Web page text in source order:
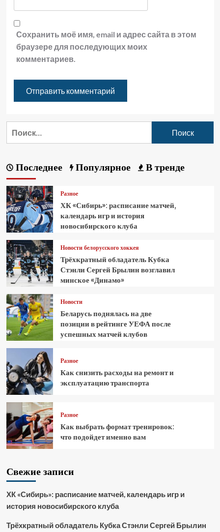
Сохранить моё имя, email и адрес сайта в этом
браузере для последующих моих
комментариев.
Последнее Популярное В тренде
Разное
ХК «Сибирь»: расписание матчей,
календарь игр и история
новосибирского клуба
Новости белорусского хоккея
Трёхкратный обладатель Кубка
Стэнли Сергей Брылин возглавил
минское «Динамо»
Новости
Беларусь поднялась на две
позиции в рейтинге УЕФА после
успешных матчей клубов
Разное
Как снизить расходы на ремонт и
эксплуатацию транспорта
Разное
Как выбрать формат тренировок:
что подойдет именно вам
Свежие записи
ХК «Сибирь»: расписание матчей, календарь игр и
история новосибирского клуба
Трёхкратный обладатель Кубка Стэнли Сергей Брылин